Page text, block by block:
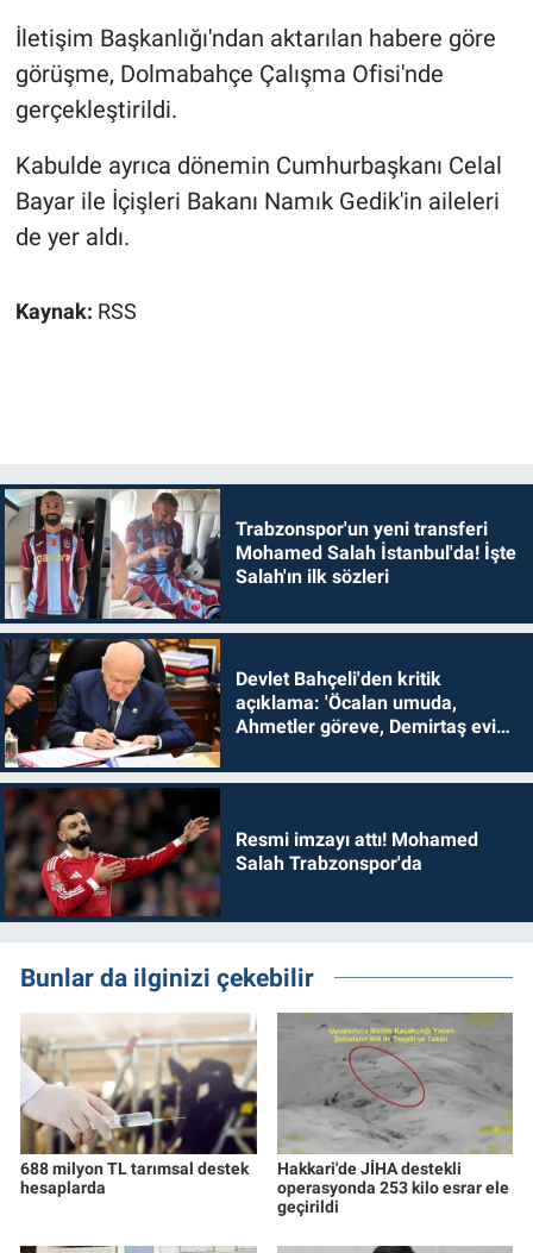
İletişim Başkanlığı'ndan aktarılan habere göre
görüşme, Dolmabahçe Çalışma Ofisi'nde
gerçekleştirildi.
Kabulde ayrıca dönemin Cumhurbaşkanı Celal
Bayar ile İçişleri Bakanı Namık Gedik'in aileleri
de yer aldı.
Kaynak: RSS
Trabzonspor'un yeni transferi
Mohamed Salah İstanbul'da! İşte
Salah'ın ilk sözleri
Devlet Bahçeli'den kritik
açıklama: 'Öcalan umuda,
Ahmetler göreve, Demirtaş evine
Resmi imzayı attı! Mohamed
Salah Trabzonspor'da
Bunlar da ilginizi çekebilir
688 milyon TL tarımsal destek
hesaplarda
Hakkari'de JİHA destekli
operasyonda 253 kilo esrar ele
geçirildi